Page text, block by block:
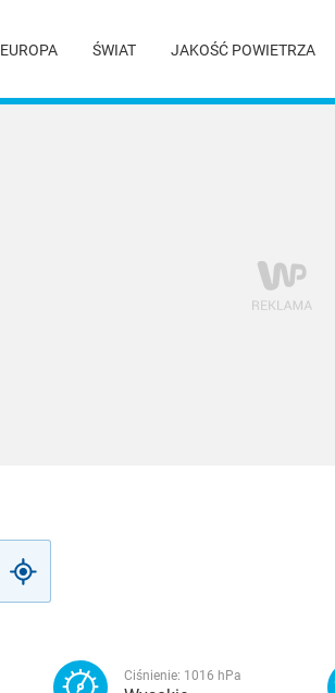
EUROPA ŚWIAT JAKOŚĆ POWIETRZA
Ciśnienie: 1016 hPa